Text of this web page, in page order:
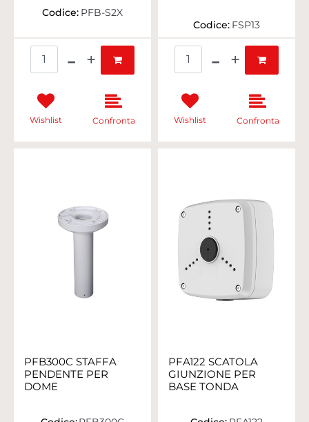
Codice: PFB-S2X
Wishlist Confronta
Codice: FSP13
Wishlist Confronta
PFB300C STAFFA
PENDENTE PER
DOME
PFA122 SCATOLA
GIUNZIONE PER
BASE TONDA